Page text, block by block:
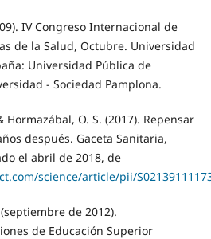
IV Congreso Internacional de
de la Salud, Octubre. Universidad
Universidad Pública de
- Sociedad Pamplona.
Hormazábal, O. S. (2017). Repensar
después. Gaceta Sanitaria,
el abril de 2018, de
science/article/pii/
(septiembre de 2012).
de Educación Superior